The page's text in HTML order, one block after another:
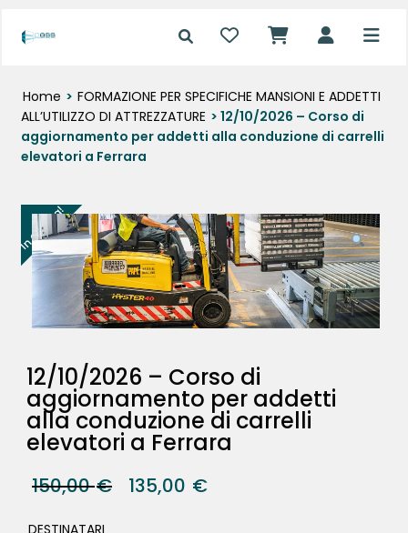
Home > FORMAZIONE PER SPECIFICHE MANSIONI E ADDETTI
ALL’UTILIZZO DI ATTREZZATURE > 12/10/2026 – Corso di
aggiornamento per addetti alla conduzione di carrelli
elevatori a Ferrara
In offerta!
12/10/2026 – Corso di
aggiornamento per addetti
alla conduzione di carrelli
elevatori a Ferrara
150,00€ 135,00 €
DESTINATARI